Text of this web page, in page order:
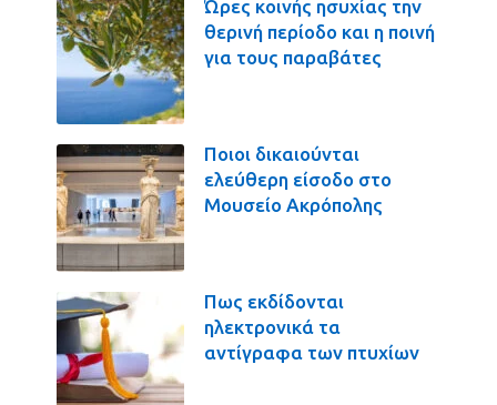
Ώρες κοινής ησυχίας την
θερινή περίοδο και η ποινή
για τους παραβάτες
Ποιοι δικαιούνται
ελεύθερη είσοδο στο
Μουσείο Ακρόπολης
Πως εκδίδονται
ηλεκτρονικά τα
αντίγραφα των πτυχίων